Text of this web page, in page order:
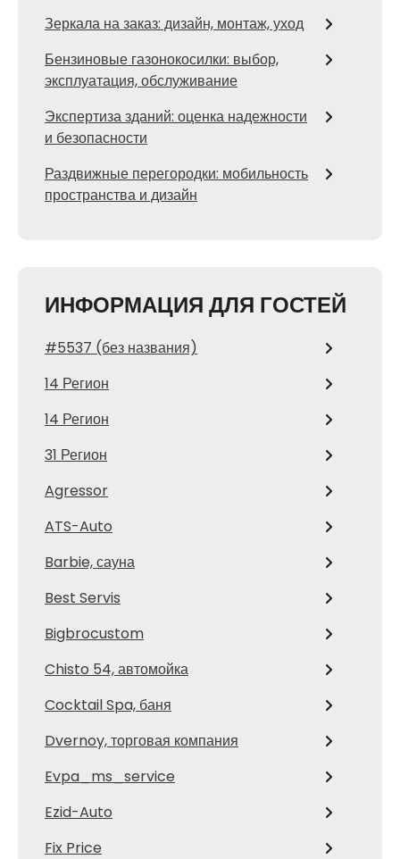
Зеркала на заказ: дизайн, монтаж, уход
Бензиновые газонокосилки: выбор,
эксплуатация, обслуживание
Экспертиза зданий: оценка надежности
и безопасности
Раздвижные перегородки: мобильность
пространства и дизайн
ИНФОРМАЦИЯ ДЛЯ ГОСТЕЙ
#5537 (без названия)
14 Регион
14 Регион
31 Регион
Agressor
ATS-Auto
Barbie, сауна
Best Servis
Bigbrocustom
Chisto 54, автомойка
Cocktail Spa, баня
Dvernoy, торговая компания
Evpa_ms_service
Ezid-Auto
Fix Price